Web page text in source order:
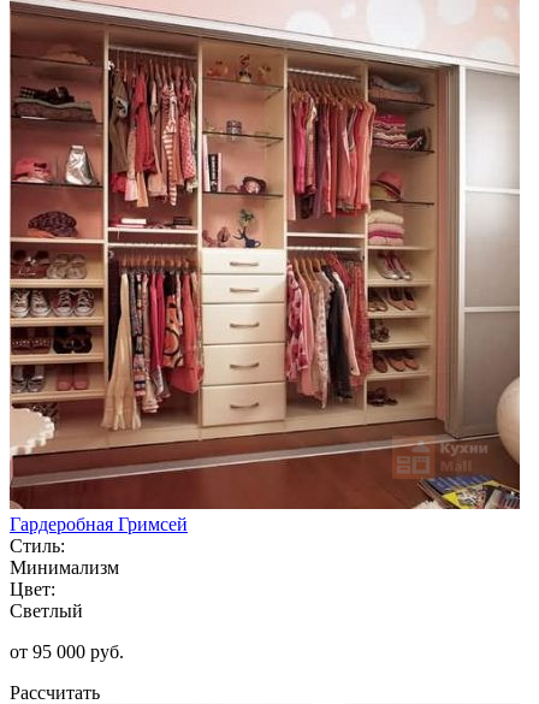
Гардеробная Гримсей
Стиль:
Минимализм
Цвет:
Светлый
от 95 000 руб.
Рассчитать